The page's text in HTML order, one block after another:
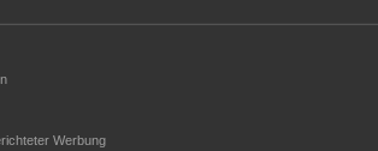
Werbung